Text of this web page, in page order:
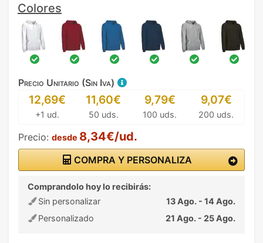
Colores
Precio Unitario (Sin Iva)
12,69€
+1 ud.
11,60€
50 uds.
9,79€
100 uds.
9,07€
200 uds.
Precio: desde 8,34€/ud.
COMPRA Y PERSONALIZA
Comprandolo hoy lo recibirás:
Sin personalizar
13 Ago. - 14 Ago.
Personalizado
21 Ago. - 25 Ago.